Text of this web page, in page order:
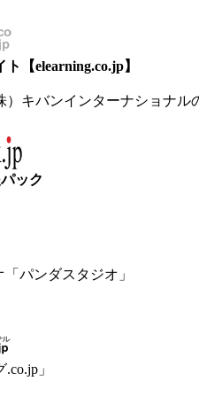
【elearning.co.jp】
キバンインターナショナル
ック
パンダスタジオ」
」